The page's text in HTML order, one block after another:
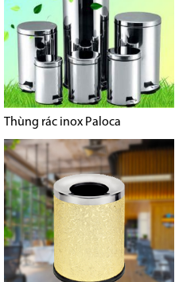
Thùng rác inox Paloca